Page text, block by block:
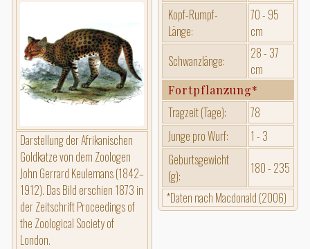
Darstellung der Afrikanischen
Goldkatze von dem Zoologen
John Gerrard Keulemans (1842–
1912). Das Bild erschien 1873 in
der Zeitschrift Proceedings of
the Zoological Society of
London.
Kopf-Rumpf-
Länge:
70 - 95
cm
Schwanzlänge:
28 - 37
cm
Fortpflanzung*
Tragzeit (Tage):
78
Junge pro Wurf:
1 - 3
Geburtsgewicht
(g):
180 - 235
*Daten nach Macdonald (2006)